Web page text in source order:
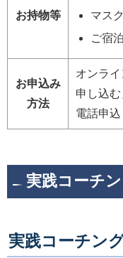
お持物等
マスク
ご宿
お申込み
方法
オンライ
申し込
電話申込
実践コーチ
実践コーチン